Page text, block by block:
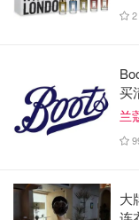
能够发展成一个
2
买
兰
大